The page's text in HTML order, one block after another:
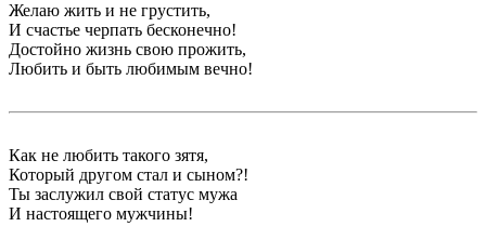
Желаю жить и не грустить,
И счастье черпать бесконечно!
Достойно жизнь свою прожить,
Любить и быть любимым вечно!
Как не любить такого зятя,
Который другом стал и сыном?!
Ты заслужил свой статус мужа
И настоящего мужчины!